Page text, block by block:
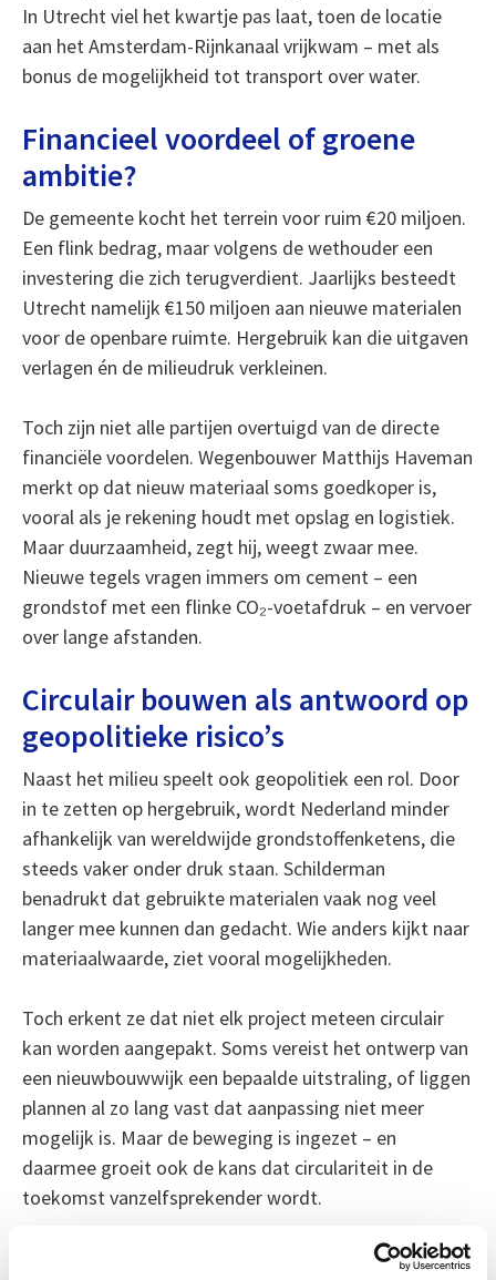
In Utrecht viel het kwartje pas laat, toen de locatie
aan het Amsterdam-Rijnkanaal vrijkwam – met als
bonus de mogelijkheid tot transport over water.
Financieel voordeel of groene
ambitie?
De gemeente kocht het terrein voor ruim €20 miljoen.
Een flink bedrag, maar volgens de wethouder een
investering die zich terugverdient. Jaarlijks besteedt
Utrecht namelijk €150 miljoen aan nieuwe materialen
voor de openbare ruimte. Hergebruik kan die uitgaven
verlagen én de milieudruk verkleinen.
Toch zijn niet alle partijen overtuigd van de directe
financiële voordelen. Wegenbouwer Matthijs Haveman
merkt op dat nieuw materiaal soms goedkoper is,
vooral als je rekening houdt met opslag en logistiek.
Maar duurzaamheid, zegt hij, weegt zwaar mee.
Nieuwe tegels vragen immers om cement – een
grondstof met een flinke CO₂-voetafdruk – en vervoer
over lange afstanden.
Circulair bouwen als antwoord op
geopolitieke risico’s
Naast het milieu speelt ook geopolitiek een rol. Door
in te zetten op hergebruik, wordt Nederland minder
afhankelijk van wereldwijde grondstoffenketens, die
steeds vaker onder druk staan. Schilderman
benadrukt dat gebruikte materialen vaak nog veel
langer mee kunnen dan gedacht. Wie anders kijkt naar
materiaalwaarde, ziet vooral mogelijkheden.
Toch erkent ze dat niet elk project meteen circulair
kan worden aangepakt. Soms vereist het ontwerp van
een nieuwbouwwijk een bepaalde uitstraling, of liggen
plannen al zo lang vast dat aanpassing niet meer
mogelijk is. Maar de beweging is ingezet – en
daarmee groeit ook de kans dat circulariteit in de
toekomst vanzelfsprekender wordt.
Van wipkip tot inspiratiebron